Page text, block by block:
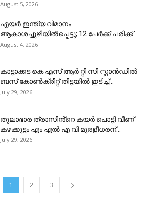
August 5, 2026
എയര്‍ ഇന്ത്യ വിമാനം
ആകാശച്ചുഴിയില്‍പ്പെട്ടു; 12 പേര്‍ക്ക് പരിക്ക്
August 4, 2026
കാട്ടാക്കട കെ എസ് ആർ റ്റി സി സ്റ്റാൻഡിൽ
ബസ് കോൺക്രീറ്റ് തിട്ടയിൽ ഇടിച്ച്...
July 29, 2026
തുലാഭാര ത്രാസിൻ്റെ കയർ പൊട്ടി വീണ്
കഴക്കുട്ടം എം എൽ എ വി മുരളീധരന്...
July 29, 2026
1 2 3